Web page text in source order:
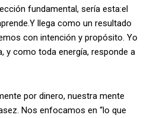
fundamental, sería esta:el
llega como un resultado
con intención y propósito. Yo
y como toda energía, responde a
por dinero, nuestra mente
Nos enfocamos en “lo que